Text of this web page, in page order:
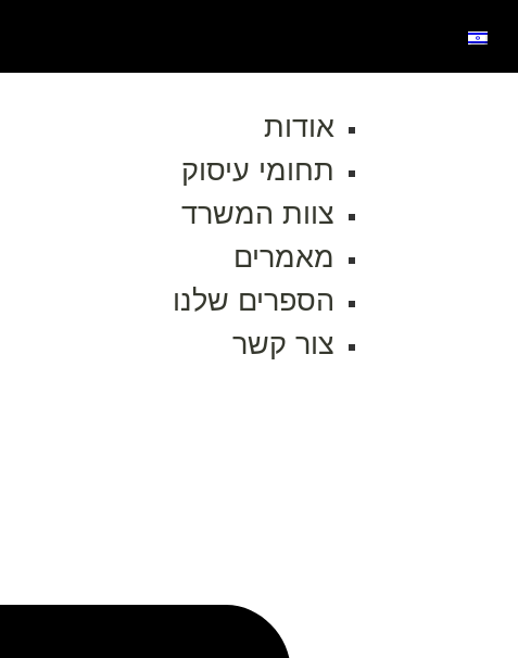
אודות
תחומי עיסוק
צוות המשרד
מאמרים
הספרים שלנו
צור קשר